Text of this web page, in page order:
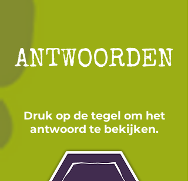
ANTWOORDEN
Druk op de tegel om het
antwoord te bekijken.